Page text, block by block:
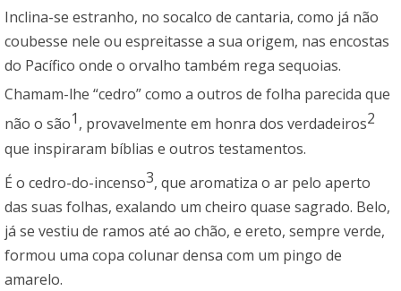
Inclina-se estranho, no socalco de cantaria, como já não
coubesse nele ou espreitasse a sua origem, nas encostas
do Pacífico onde o orvalho também rega sequoias.
Chamam-lhe “cedro” como a outros de folha parecida que
não o são1, provavelmente em honra dos verdadeiros2
que inspiraram bíblias e outros testamentos.
É o cedro-do-incenso3, que aromatiza o ar pelo aperto
das suas folhas, exalando um cheiro quase sagrado. Belo,
já se vestiu de ramos até ao chão, e ereto, sempre verde,
formou uma copa colunar densa com um pingo de
amarelo.